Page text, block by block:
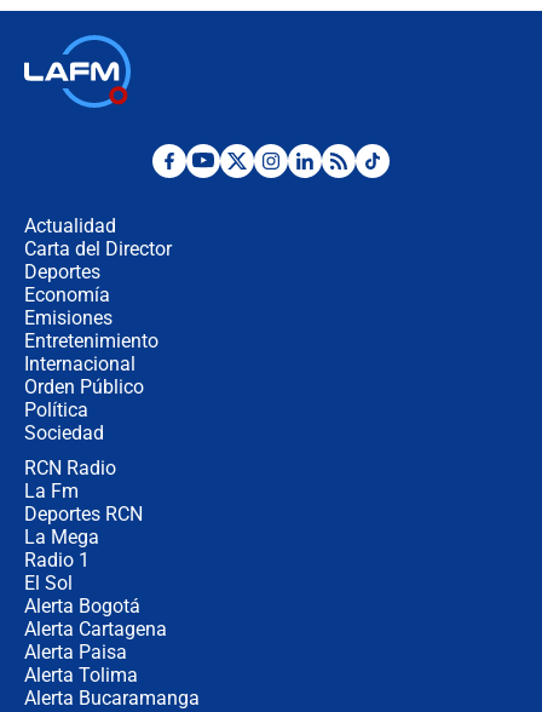
¿La posesión de Abelardo De la
Actualidad
Carta del Director
Deportes
Economía
Emisiones
Entretenimiento
Internacional
Orden Público
Política
Sociedad
RCN Radio
La Fm
Deportes RCN
La Mega
Radio 1
El Sol
Alerta Bogotá
Alerta Cartagena
Alerta Paisa
Alerta Tolima
Alerta Bucaramanga